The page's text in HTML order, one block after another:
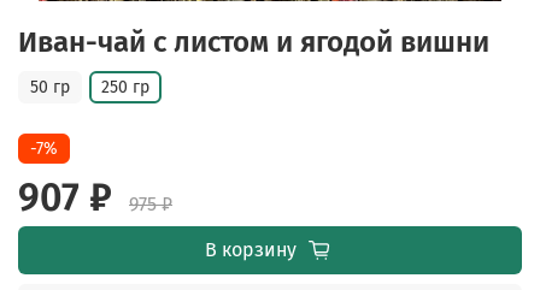
Иван-чай с листом и ягодой вишни
50 гр 250 гр
-7%
907 ₽
975 ₽
В корзину